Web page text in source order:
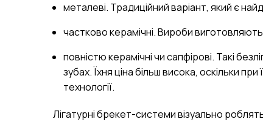
металеві. Традиційний варіант, який є
частково керамічні. Вироби виготовляють
повністю керамічні чи сапфірові. Такі
зубах. Їхня ціна більш висока, оскільки
технології.
Лігатурні брекет-системи візуально